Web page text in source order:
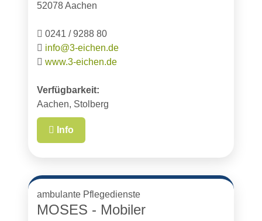
52078 Aachen
0241 / 9288 80
info@3-eichen.de
www.3-eichen.de
Verfügbarkeit:
Aachen, Stolberg
Info
ambulante Pflegedienste
MOSES - Mobiler